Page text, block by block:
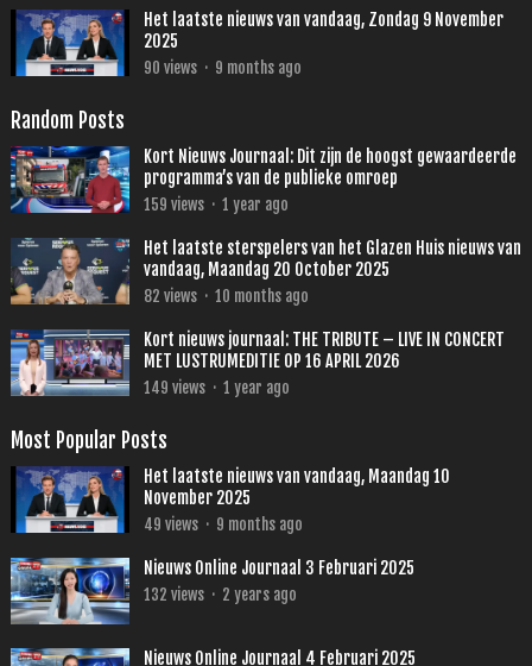
Het laatste nieuws van vandaag, Zondag 9 November
2025
90 views · 9 months ago
Random Posts
Kort Nieuws Journaal: Dit zijn de hoogst gewaardeerde
programma’s van de publieke omroep
159 views · 1 year ago
Het laatste sterspelers van het Glazen Huis nieuws van
vandaag, Maandag 20 October 2025
82 views · 10 months ago
Kort nieuws journaal: THE TRIBUTE – LIVE IN CONCERT
MET LUSTRUMEDITIE OP 16 APRIL 2026
149 views · 1 year ago
Most Popular Posts
Het laatste nieuws van vandaag, Maandag 10
November 2025
49 views · 9 months ago
Nieuws Online Journaal 3 Februari 2025
132 views · 2 years ago
Nieuws Online Journaal 4 Februari 2025